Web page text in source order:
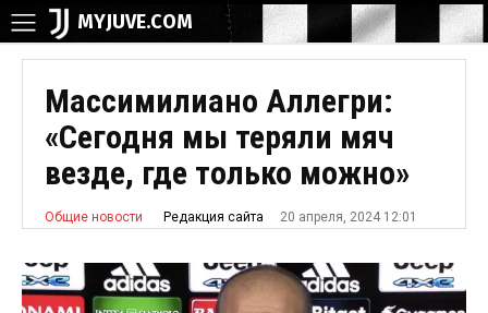
MYJUVE.COM
Массимилиано Аллегри:
«Сегодня мы теряли мяч
везде, где только можно»
Общие новости Редакция сайта 20 апреля, 2024 12:01